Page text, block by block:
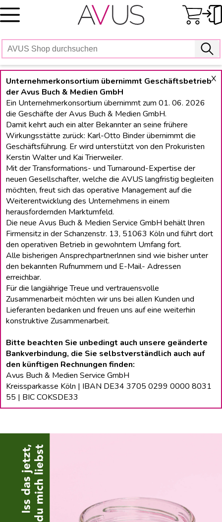
Skip
to
X
Unternehmerkonsortium übernimmt Geschäftsbetrieb
der Avus Buch & Medien GmbH
Ein Unternehmerkonsortium übernimmt zum 01. 06. 2026
die Geschäfte der Avus Buch & Medien GmbH.
Damit kehrt auch ein alter Bekannter an seine frühere
Wirkungsstätte zurück: Karl-Otto Binder übernimmt die
Geschäftsführung. Er wird unterstützt von den Prokuristen
Kerstin Walter und Kai Trierweiler.
Mit der Transformations- und Turnaround-Expertise der
neuen Gesellschafter, welche die AVUS langfristig begleiten
möchten, freut sich das operative Management auf die
Weiterentwicklung des Unternehmens in einem
herausfordernden Marktumfeld.
Die neue Avus Buch & Medien Service GmbH behält lhren
Firmensitz in der Schanzenstr. 13, 51063 Köln und führt dort
den operativen Betrieb in gewohntem Umfang fort.
Alle bisherigen Ansprechpartnerlnnen sind wie bisher unter
den bekannten Rufnummern und E-Mail- Adressen
erreichbar.
Für die langiährige Treue und vertrauensvolle
Zusammenarbeit möchten wir uns bei allen Kunden und
Lieferanten bedanken und freuen uns auf eine weiterhin
konstruktive Zusammenarbeit.
Bitte beachten Sie unbedingt auch unsere geänderte
Bankverbindung, die Sie selbstverständlich auch auf
den künftigen Rechnungen finden:
Avus Buch & Medien Service GmbH
Kreissparkasse Köln | IBAN DE34 3705 0299 0000 8031
55 | BIC COKSDE33